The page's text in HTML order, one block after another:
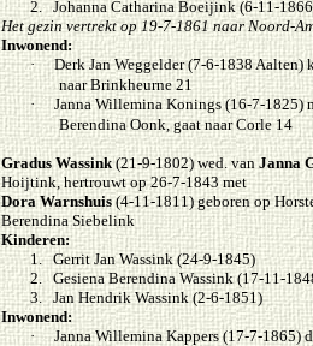
2. Johanna Catharina Boeijink (6-11-
Het gezin vertrekt op 19-7-1861 naar Noord-
Inwonend:
·
Derk Jan Weggelder (7-6-1838
naar Brinkheurne 21
·
Janna Willemina Konings (16-7-1825)
Berendina Oonk, gaat naar Corle 14
Gradus Wassink(21-9-1802) wed. van Janna
Hoijtink, hertrouwt op 26-7-1843 met
Dora Warnshuis(4-11-1811) geboren op
Berendina Siebelink
Kinderen:
1. Gerrit Jan Wassink (24-9-1845)
2. Gesiena Berendina Wassink (17-11-
3. Jan Hendrik Wassink (2-6-1851)
Inwonend:
·
Janna Willemina Kappers (17-7-1865)